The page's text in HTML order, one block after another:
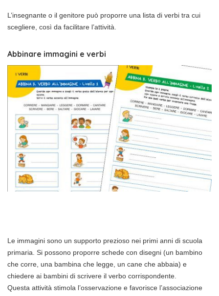
L’insegnante o il genitore può proporre una lista di verbi tra cui
scegliere, così da facilitare l’attività.
Abbinare immagini e verbi
Le immagini sono un supporto prezioso nei primi anni di scuola
primaria. Si possono proporre schede con disegni (un bambino
che corre, una bambina che legge, un cane che abbaia) e
chiedere ai bambini di scrivere il verbo corrispondente.
Questa attività stimola l’osservazione e favorisce l’associazione